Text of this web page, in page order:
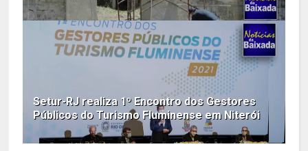
Setur-RJ realiza 1º Encontro dos Gestores
Públicos do Turismo Fluminense em Niterói